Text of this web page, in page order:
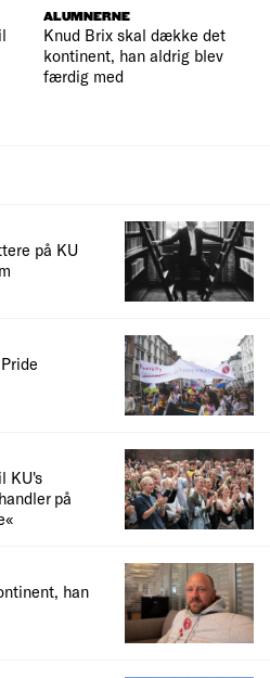
ALUMNERNE
Knud Brix skal dække det
kontinent, han aldrig blev
færdig med
på KU
KU's
på
han